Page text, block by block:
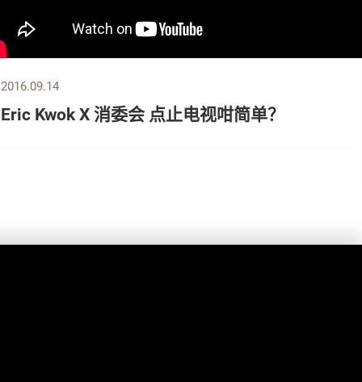
2016.09.14
Eric Kwok X 消委会 点止电视咁简单？